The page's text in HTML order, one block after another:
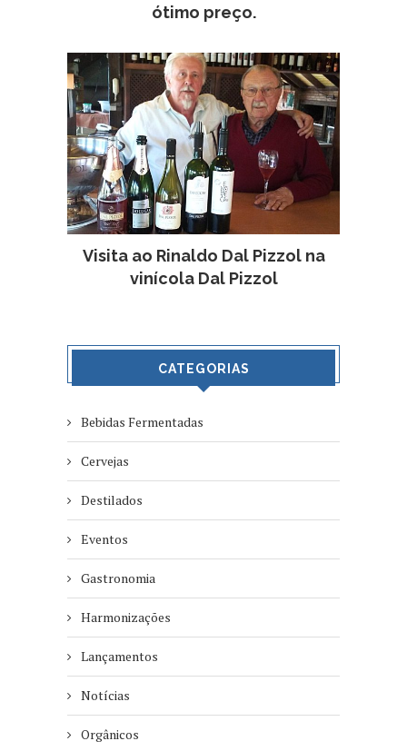
ótimo preço.
Visita ao Rinaldo Dal Pizzol na
vinícola Dal Pizzol
CATEGORIAS
Bebidas Fermentadas
Cervejas
Destilados
Eventos
Gastronomia
Harmonizações
Lançamentos
Notícias
Orgânicos